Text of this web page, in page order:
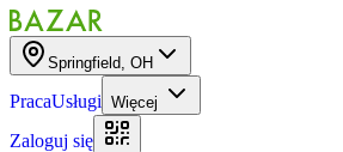
Springfield, OH
PracaUsługi Więcej
Zaloguj się